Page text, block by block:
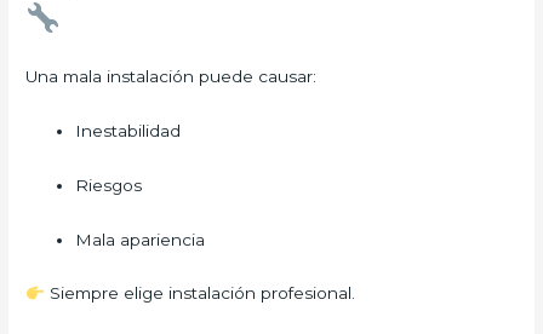
Una mala instalación puede causar:
Inestabilidad
Riesgos
Mala apariencia
Siempre elige instalación profesional.